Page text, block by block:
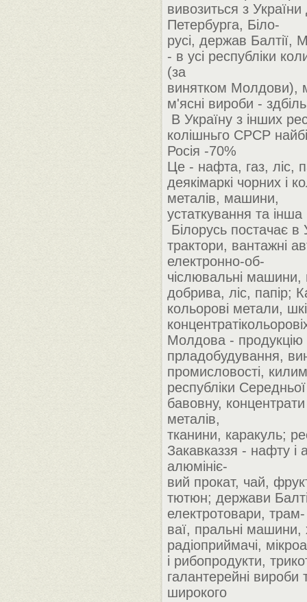
вивозиться з
Петербурга, Біло-
русі, держав Балтії,
- в усі республіки
(за
винятком Молдови),
м'ясні вироби -
В Україну з інших
колішньго СРСР
Росія -70%
Це - нафта, газ, ліс,
деякімаркі чорних і
металів, машини,
устаткування та інша
Білорусь постачає в
трактори, вантажні
електронно-об-
чіслювальні машини,
добрива, ліс, папір;
кольорові метали,
Молдова - продукцію
прладобудування,
промисловості,
республіки Середньої
бавовну,
металів,
тканини, каракуль;
Закавказзя - нафту і
алюмініє-
вий прокат, чай,
тютюн; держави
електротовари, трам-
ваї, пральні
радіоприймачі,
і рибопродукти,
галантерейні вироби
широкого